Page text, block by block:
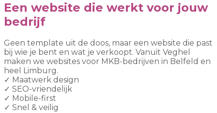
Een website die werkt voor jouw
bedrijf
Geen template uit de doos, maar een website die past
bij wie je bent en wat je verkoopt. Vanuit Veghel
maken we websites voor MKB-bedrijven in Belfeld en
heel Limburg.
✓ Maatwerk design
✓ SEO-vriendelijk
✓ Mobile-first
✓ Snel & veilig